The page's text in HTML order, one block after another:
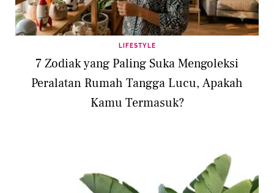
LIFESTYLE
7 Zodiak yang Paling Suka Mengoleksi
Peralatan Rumah Tangga Lucu, Apakah
Kamu Termasuk?